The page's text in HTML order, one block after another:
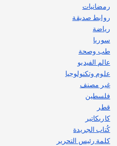
رمضانيات
روابط صديقة
رياضة
سوريا
طب وصحة
عالم الفيديو
علوم وتكنولوجيا
غير مصنف
فلسطين
قطر
كاريكاتير
كُتاب الجريدة
كلمة رئيس التحرير